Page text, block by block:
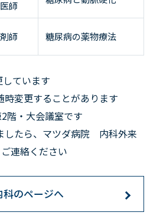
師
師 糖尿病の薬物療法
ています
変更することがあります
階・大会議室です
したら、マツダ病院 内科外来
連絡ください
のページへ